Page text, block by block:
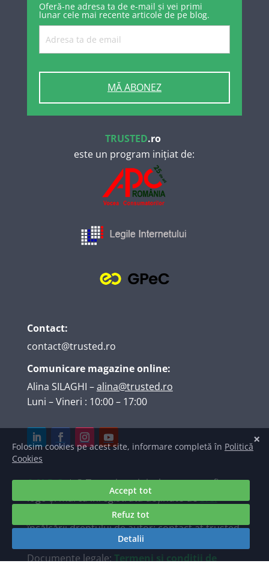
Oferă-ne adresa ta de e-mail și vei primi
lunar cele mai recente articole de pe blog.
MĂ ABONEZ
TRUSTED.ro
este un program inițiat de:
Contact:
contact@trusted.ro
Comunicare magazine online:
Alina SILAGHI –alina@trusted.ro
Luni – Vineri : 10:00 – 17:00
A.N.P.C.| © Texte, imagini, elemente grafice,
logo și marcă înregistrată deținute deS.C.
TRUSTED INTERNET SRL. Raportări ale
încălcării dreptului de autor: contact at trusted
Documente legale:Termeni și condiții de